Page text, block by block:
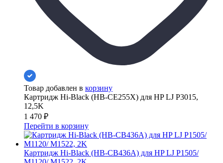
Товар добавлен в корзину
Картридж Hi-Black (HB-CE255X) для HP LJ P3015,
12,5K
1 470 ₽
Перейти в корзину
Картридж Hi-Black (HB-CB436A) для HP LJ P1505/